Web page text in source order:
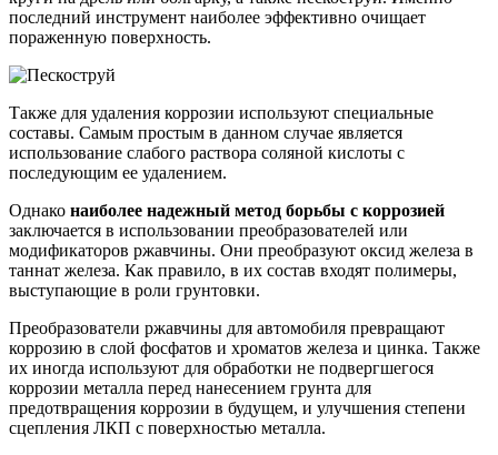
последний инструмент наиболее эффективно очищает
пораженную поверхность.
Также для удаления коррозии используют специальные
составы. Самым простым в данном случае является
использование слабого раствора соляной кислоты с
последующим ее удалением.
Однако наиболее надежный метод борьбы с коррозией
заключается в использовании преобразователей или
модификаторов ржавчины. Они преобразуют оксид железа в
таннат железа. Как правило, в их состав входят полимеры,
выступающие в роли грунтовки.
Преобразователи ржавчины для автомобиля превращают
коррозию в слой фосфатов и хроматов железа и цинка. Также
их иногда используют для обработки не подвергшегося
коррозии металла перед нанесением грунта для
предотвращения коррозии в будущем, и улучшения степени
сцепления ЛКП с поверхностью металла.